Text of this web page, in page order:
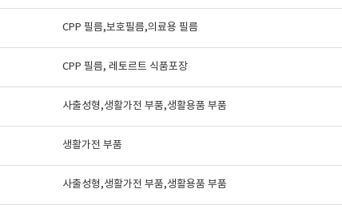
CPP 필름,보호필름,의료용 필름
CPP 필름, 레토르트 식품포장
사출성형,생활가전 부품,생활용품 부품
생활가전 부품
사출성형,생활가전 부품,생활용품 부품